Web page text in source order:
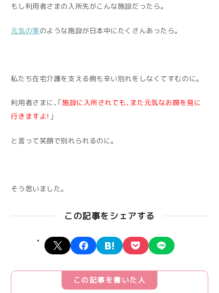
もし利用者さまの入所先がこんな施設だったら。
元気の家のような施設が日本中にたくさんあったら。
私たち在宅介護を支える側も辛い別れをしなくてすむのに。
利用者さまに、「 施設に入所されても、また元気なお顔を見に
行きますよ！ 」
と言って笑顔で別れられるのに。
そう思いました。
この記事をシェアする
X facebookhatena pocket
この記事を書いた人